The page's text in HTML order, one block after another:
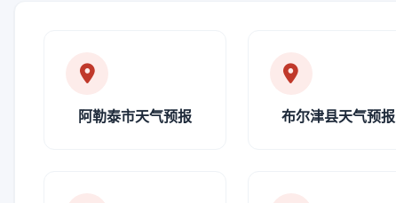
阿勒泰市天气预报 布尔津县天气预报